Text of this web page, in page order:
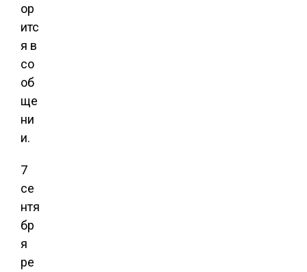
ор
итс
я в
со
об
ще
ни
и.
7
се
нтя
бр
я
ре